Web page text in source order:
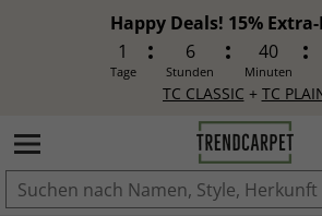
Happy Deals! 15%
1
Tage
6
Stunden
40
Minuten
TC CLASSIC + TC